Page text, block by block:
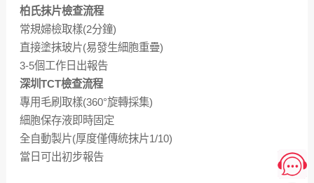
柏氏抹片檢查流程
常規婦檢取樣(2分鐘)
直接塗抹玻片(易發生細胞重疊)
3-5個工作日出報告
深圳TCT檢查流程
專用毛刷取樣(360°旋轉採集)
細胞保存液即時固定
全自動製片(厚度僅傳統抹片1/10)
當日可出初步報告